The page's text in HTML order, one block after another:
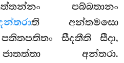
පබ්බතානං
ති අන්තමසො
සීදතීති සීදා,
අන්තරා.